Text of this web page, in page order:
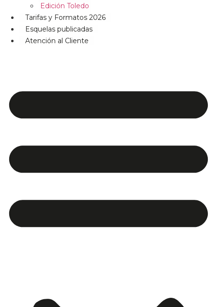
Edición Toledo
Tarifas y Formatos 2026
Esquelas publicadas
Atención al Cliente